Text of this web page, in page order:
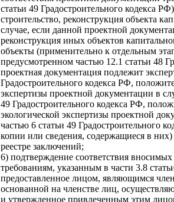
статьи 49 Градостроительного кодекса
строительство, реконструкция объекта
случае, если данной проектной
реконструкция иных объектов
объекты (применительно к отдельным
предусмотренном частью 12.1 статьи 48
проектная документация подлежит
Градостроительного кодекса РФ,
экспертизы проектной документации в
49 Градостроительного кодекса РФ,
экологической экспертизы проектной
частью 6 статьи 49 Градостроительного
копии или сведения, содержащиеся в
реестре заключений;
6) подтверждение соответствия
требованиям, указанным в части 3.8
предоставленное лицом, являющимся
основанной на членстве лиц,
и утвержденное привлеченным этим